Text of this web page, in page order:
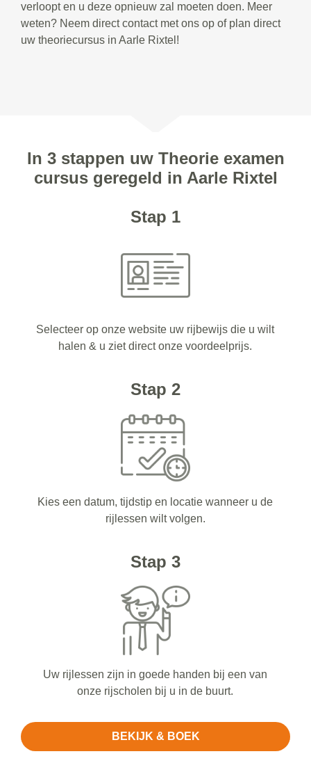
verloopt en u deze opnieuw zal moeten doen. Meer
weten? Neem direct contact met ons op of plan direct
uw theoriecursus in Aarle Rixtel!
In 3 stappen uw Theorie examen
cursus geregeld in Aarle Rixtel
Stap 1
Selecteer op onze website uw rijbewijs die u wilt
halen & u ziet direct onze voordeelprijs.
Stap 2
Kies een datum, tijdstip en locatie wanneer u de
rijlessen wilt volgen.
Stap 3
Uw rijlessen zijn in goede handen bij een van
onze rijscholen bij u in de buurt.
BEKIJK & BOEK